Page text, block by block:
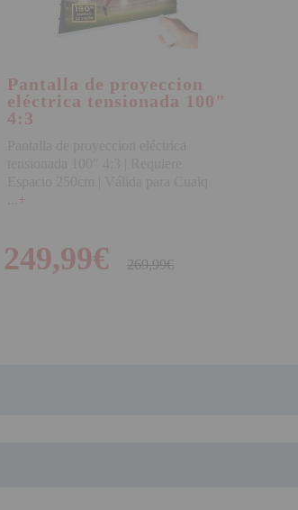
Pantalla de proyeccion
eléctrica tensionada 100"
4:3
+
249,99€ 269,99€